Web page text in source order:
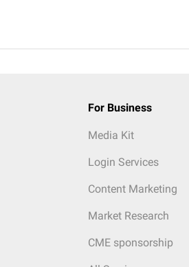
For Business
Media Kit
Login Services
Content Marketing
Market Research
CME sponsorship